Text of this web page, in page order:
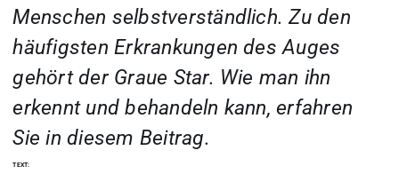
Menschen selbstverständlich. Zu den
häufigsten Erkrankungen des Auges
gehört der Graue Star. Wie man ihn
erkennt und behandeln kann, erfahren
Sie in diesem Beitrag.
TEXT: